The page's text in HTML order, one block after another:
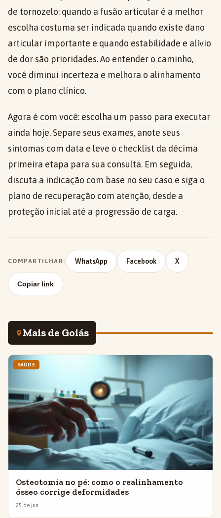
de tornozelo: quando a fusão articular é a melhor
escolha costuma ser indicada quando existe dano
articular importante e quando estabilidade e alívio
de dor são prioridades. Ao entender o caminho,
você diminui incerteza e melhora o alinhamento
com o plano clínico.
Agora é com você: escolha um passo para executar
ainda hoje. Separe seus exames, anote seus
sintomas com data e leve o checklist da décima
primeira etapa para sua consulta. Em seguida,
discuta a indicação com base no seu caso e siga o
plano de recuperação com atenção, desde a
proteção inicial até a progressão de carga.
COMPARTILHAR: WhatsApp Facebook X
Copiar link
Mais de Goiás
SAÚDE
Osteotomia no pé: como o realinhamento
ósseo corrige deformidades
25 de jun.